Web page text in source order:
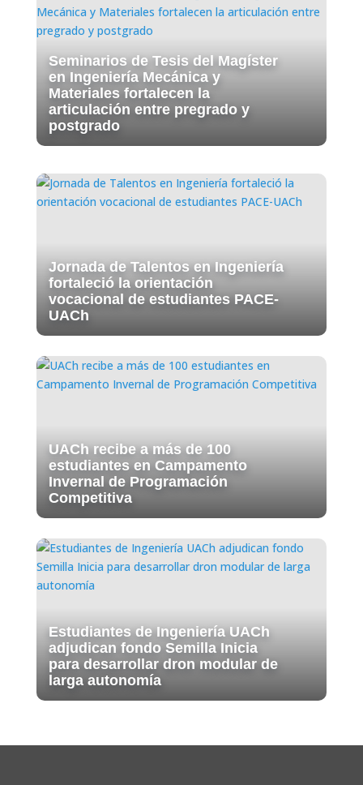
Seminarios de Tesis del Magíster
en Ingeniería Mecánica y
Materiales fortalecen la
articulación entre pregrado y
postgrado
Jornada de Talentos en Ingeniería
fortaleció la orientación
vocacional de estudiantes PACE-
UACh
UACh recibe a más de 100
estudiantes en Campamento
Invernal de Programación
Competitiva
Estudiantes de Ingeniería UACh
adjudican fondo Semilla Inicia
para desarrollar dron modular de
larga autonomía